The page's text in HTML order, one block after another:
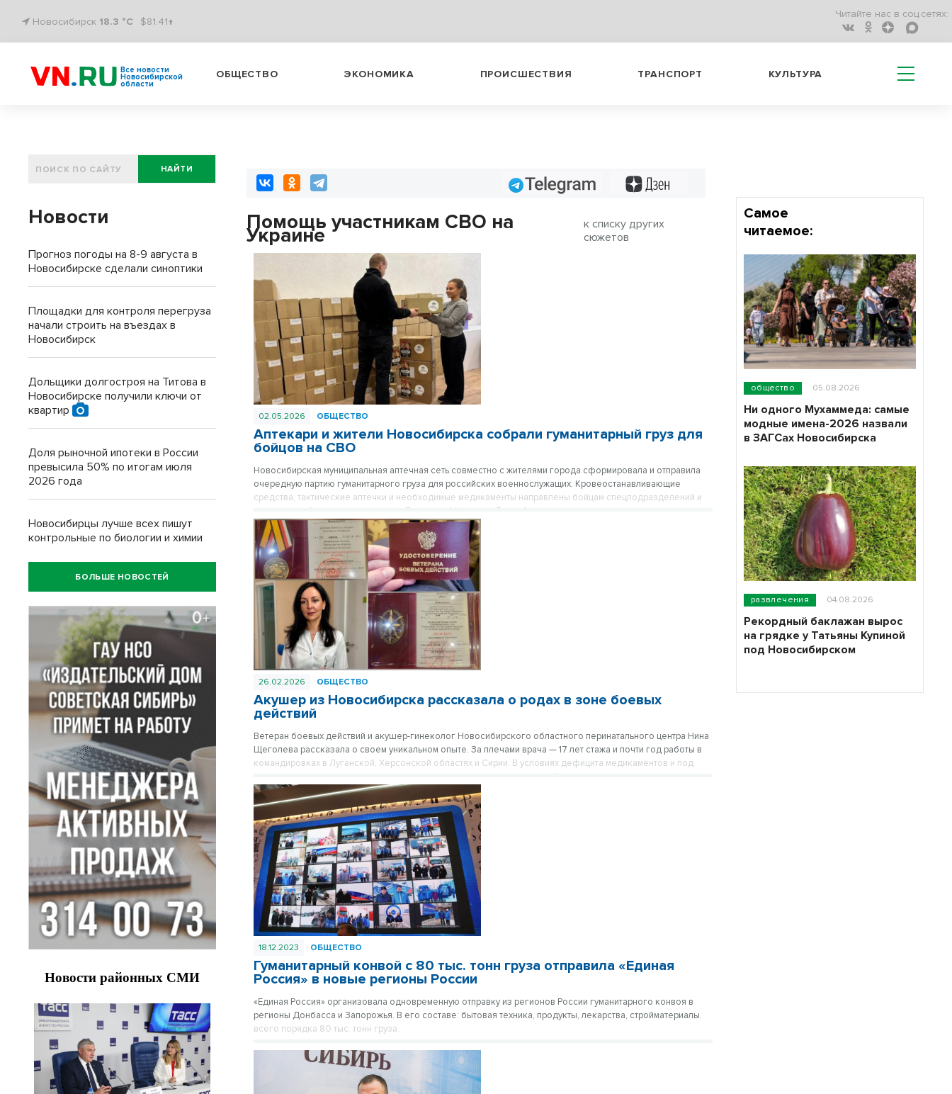
Новосибирск 18.3 °C $81.41↑
Читайте нас в соц.сетях:
Все новости
Новосибирской
области
ОБЩЕСТВО ЭКОНОМИКА ПРОИСШЕСТВИЯ ТРАНСПОРТ КУЛЬТУРА
Telegram
Помощь участникам СВО на
Украине
к списку других
сюжетов
02.05.2026 ОБЩЕСТВО
Аптекари и жители Новосибирска собрали гуманитарный груз для
бойцов на СВО
Новосибирская муниципальная аптечная сеть совместно с жителями города сформировала и отправила
очередную партию гуманитарного груза для российских военнослужащих. Кровеостанавливающие
средства, тактические аптечки и необходимые медикаменты направлены бойцам спецподразделений и
операторам беспилотных систем в Донецкую Народную Республику.
26.02.2026 ОБЩЕСТВО
Акушер из Новосибирска рассказала о родах в зоне боевых
действий
Ветеран боевых действий и акушер-гинеколог Новосибирского областного перинатального центра Нина
Щеголева рассказала о своем уникальном опыте. За плечами врача — 17 лет стажа и почти год работы в
командировках в Луганской, Херсонской областях и Сирии. В условиях дефицита медикаментов и под
жизнь рождается даже там, где идет война.
18.12.2023 ОБЩЕСТВО
Гуманитарный конвой с 80 тыс. тонн груза отправила «Единая
Россия» в новые регионы России
«Единая Россия» организовала одновременную отправку из регионов России гуманитарного конвоя в
регионы Донбасса и Запорожья. В его составе: бытовая техника, продукты, лекарства, стройматериалы.
всего порядка 80 тыс. тонн груза.
НАЙТИ
Новости
Прогноз погоды на 8-9 августа в
Новосибирске сделали синоптики
Площадки для контроля перегруза
начали строить на въездах в
Новосибирск
Дольщики долгостроя на Титова в
Новосибирске получили ключи от
квартир
Доля рыночной ипотеки в России
превысила 50% по итогам июля
2026 года
Новосибирцы лучше всех пишут
контрольные по биологии и химии
БОЛЬШЕ НОВОСТЕЙ
Самое
читаемое:
общество 05.08.2026
Ни одного Мухаммеда: самые
модные имена-2026 назвали
в ЗАГСах Новосибирска
развлечения 04.08.2026
Рекордный баклажан вырос
на грядке у Татьяны Купиной
под Новосибирском